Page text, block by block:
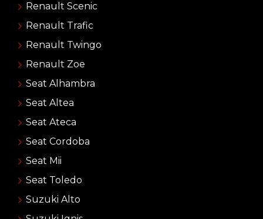
Renault Scenic
Renault Trafic
Renault Twingo
Renault Zoe
Seat Alhambra
Seat Altea
Seat Ateca
Seat Cordoba
Seat Mii
Seat Toledo
Suzuki Alto